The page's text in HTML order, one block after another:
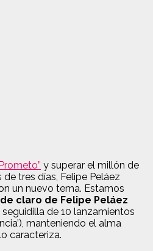
y superar el millón de
tres días, Felipe Peláez
un nuevo tema. Estamos
claro de Felipe Peláez
de 10 lanzamientos
manteniendo el alma
caracteriza.